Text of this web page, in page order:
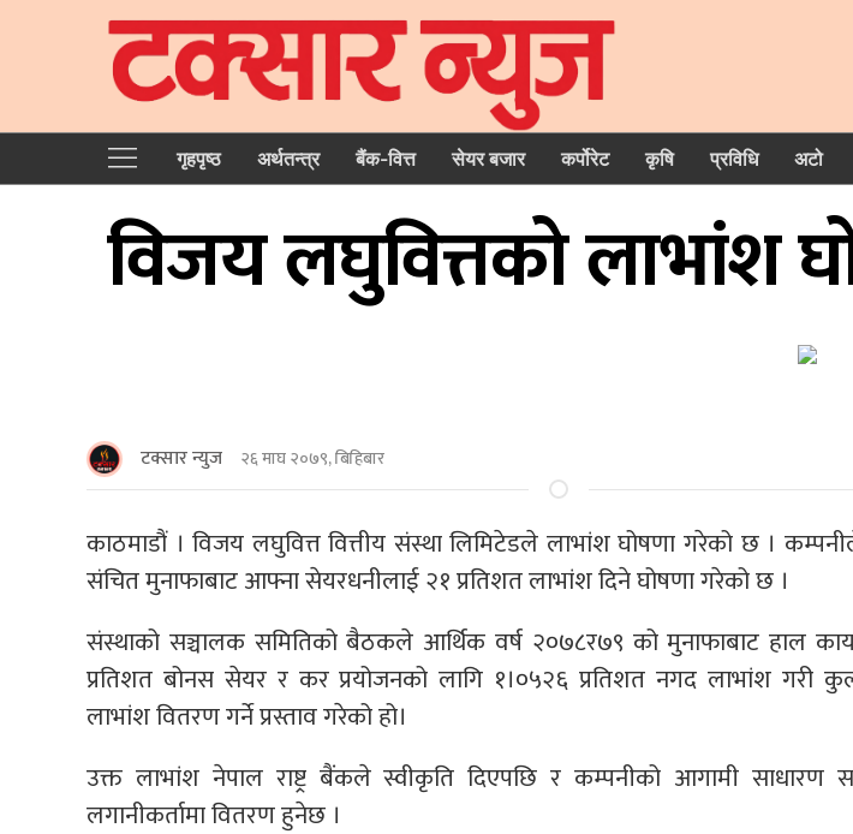
गृहपृष्‍ठ अर्थतन्त्र बैंक-वित्त सेयर बजार कर्पोरेट कृषि प्रविधि अटो
विजय लघुवित्तको लाभांश
टक्सार न्युज २६ माघ २०७९, बिहिबार
काठमाडौं । विजय लघुवित्त वित्तीय संस्था लिमिटेडले लाभांश घोषणा गरेको छ ।
संचित मुनाफाबाट आफ्ना सेयरधनीलाई २१ प्रतिशत लाभांश दिने घोषणा गरेको छ ।
संस्थाको सञ्चालक समितिको बैठकले आर्थिक वर्ष २०७८र७९ को मुनाफाबाट हाल
प्रतिशत बोनस सेयर र कर प्रयोजनको लागि १।०५२६ प्रतिशत नगद लाभांश गरी
लाभांश वितरण गर्ने प्रस्ताव गरेको हो।
उक्त लाभांश नेपाल राष्ट्र बैंकले स्वीकृति दिएपछि र कम्पनीको आगामी साधारण
लगानीकर्तामा वितरण हुनेछ ।